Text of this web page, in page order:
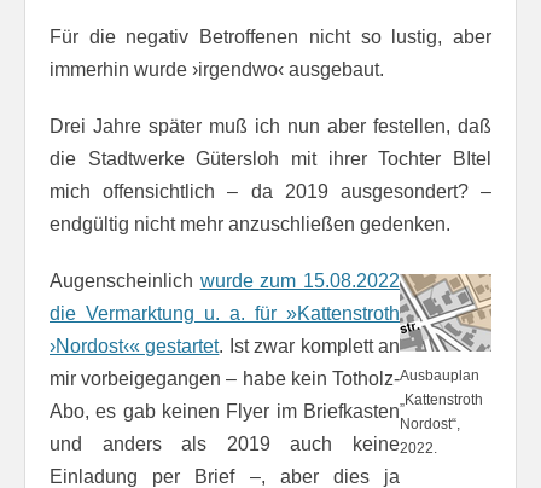
Für die negativ Betroffenen nicht so lustig, aber
immerhin wurde ›irgendwo‹ ausgebaut.
Drei Jahre später muß ich nun aber festellen, daß
die Stadtwerke Gütersloh mit ihrer Tochter BItel
mich offensichtlich – da 2019 ausgesondert? –
endgültig nicht mehr anzuschließen gedenken.
Ausbauplan
„Kattenstroth
Nordost“,
2022.
Augenscheinlich wurde zum 15.08.2022
die Vermarktung u. a. für »Kat­ten­stroth
›Nord­ost‹« gestartet. Ist zwar komplett an
mir vor­bei­ge­gan­gen – habe kein Totholz-
Abo, es gab keinen Flyer im Briefkasten
und anders als 2019 auch keine
Einladung per Brief –, aber dies ja